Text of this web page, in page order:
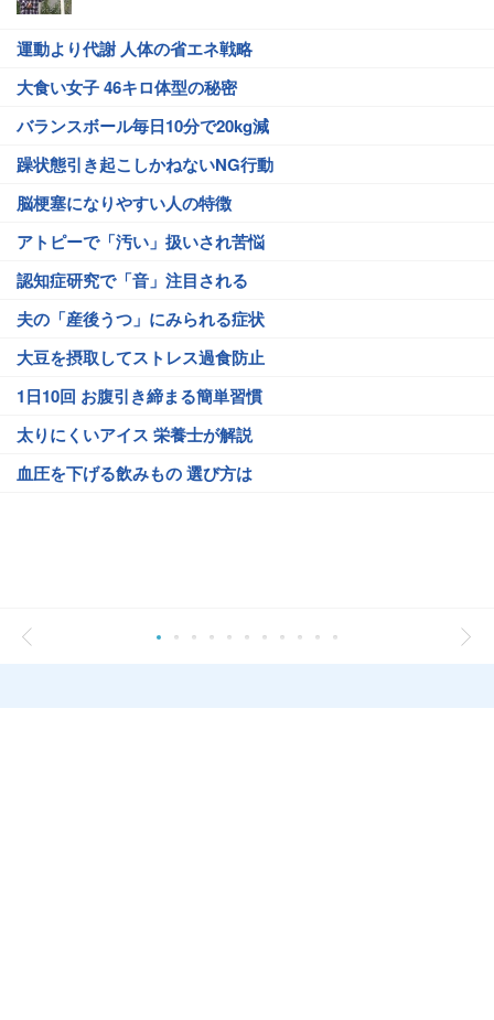
運動より代謝 人体の省エネ戦略
大食い女子 46キロ体型の秘密
バランスボール毎日10分で20kg減
躁状態引き起こしかねないNG行動
脳梗塞になりやすい人の特徴
アトピーで「汚い」扱いされ苦悩
認知症研究で「音」注目される
夫の「産後うつ」にみられる症状
大豆を摂取してストレス過食防止
1日10回 お腹引き締まる簡単習慣
太りにくいアイス 栄養士が解説
血圧を下げる飲みもの 選び方は